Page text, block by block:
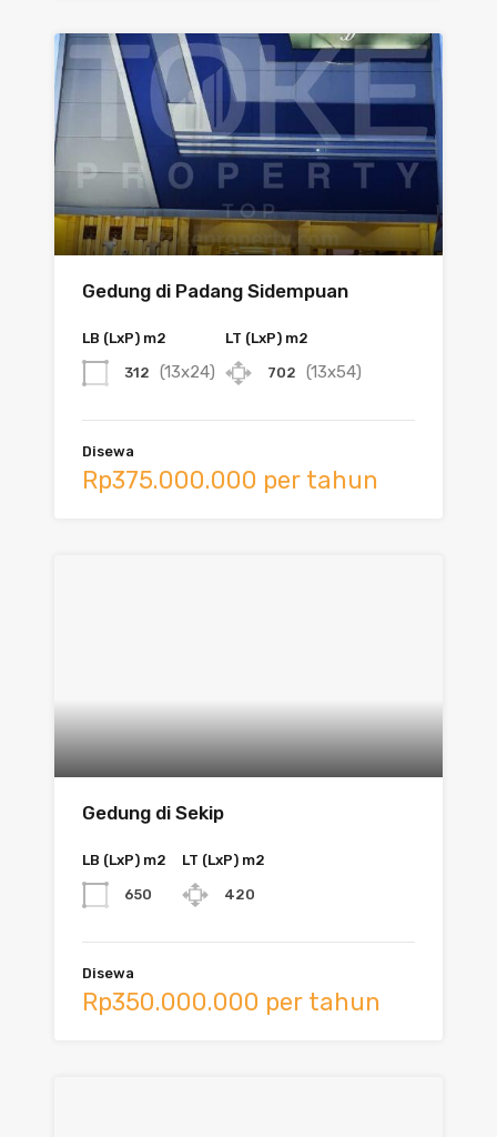
Gedung di Padang Sidempuan
LB (LxP) m2
312 (13x24)
LT (LxP) m2
702 (13x54)
Disewa
Rp375.000.000 per tahun
Gedung di Sekip
LB (LxP) m2
650
LT (LxP) m2
420
Disewa
Rp350.000.000 per tahun